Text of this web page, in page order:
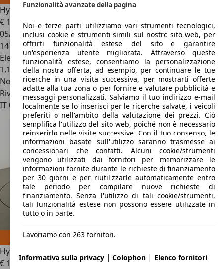
Hyundai IONIQ1.6 Hybrid Style
€ 11.899
05/2018
147.489 km
Elettrica/Benzina
1,1 l/100 km (comb.)
Novità
Rivenditore
IT 07100Sassari - Ss
Hyundai IONIQ
€ 11.899
Funzionalità avanzate della pagina
Noi e terze parti utilizziamo vari strumenti tecnologici,
inclusi cookie e strumenti simili sul nostro sito web, per
offrirti funzionalità estese del sito e garantire
un'esperienza utente migliorata. Attraverso queste
funzionalità estese, consentiamo la personalizzazione
della nostra offerta, ad esempio, per continuare le tue
ricerche in una visita successiva, per mostrarti offerte
adatte alla tua zona o per fornire e valutare pubblicità e
messaggi personalizzati. Salviamo il tuo indirizzo e-mail
localmente se lo inserisci per le ricerche salvate, i veicoli
preferiti o nell'ambito della valutazione dei prezzi. Ciò
semplifica l'utilizzo del sito web, poiché non è necessario
reinserirlo nelle visite successive. Con il tuo consenso, le
informazioni basate sull'utilizzo saranno trasmesse ai
concessionari che contatti. Alcuni cookie/strumenti
vengono utilizzati dai fornitori per memorizzare le
informazioni fornite durante le richieste di finanziamento
per 30 giorni e per riutilizzarle automaticamente entro
tale periodo per compilare nuove richieste di
finanziamento. Senza l'utilizzo di tali cookie/strumenti,
tali funzionalità estese non possono essere utilizzate in
tutto o in parte.
Lavoriamo con 263 fornitori.
Informativa sulla privacy | Colophon | Elenco fornitori